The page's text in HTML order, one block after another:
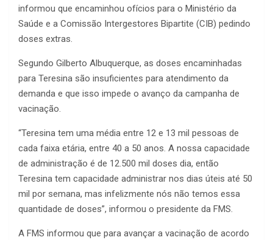
informou que encaminhou ofícios para o Ministério da
Saúde e a Comissão Intergestores Bipartite (CIB) pedindo
doses extras.
Segundo Gilberto Albuquerque, as doses encaminhadas
para Teresina são insuficientes para atendimento da
demanda e que isso impede o avanço da campanha de
vacinação.
“Teresina tem uma média entre 12 e 13 mil pessoas de
cada faixa etária, entre 40 a 50 anos. A nossa capacidade
de administração é de 12.500 mil doses dia, então
Teresina tem capacidade administrar nos dias úteis até 50
mil por semana, mas infelizmente nós não temos essa
quantidade de doses”, informou o presidente da FMS.
A FMS informou que para avançar a vacinação de acordo